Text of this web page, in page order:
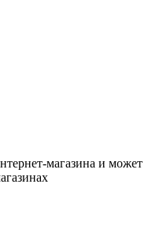
магазина и может